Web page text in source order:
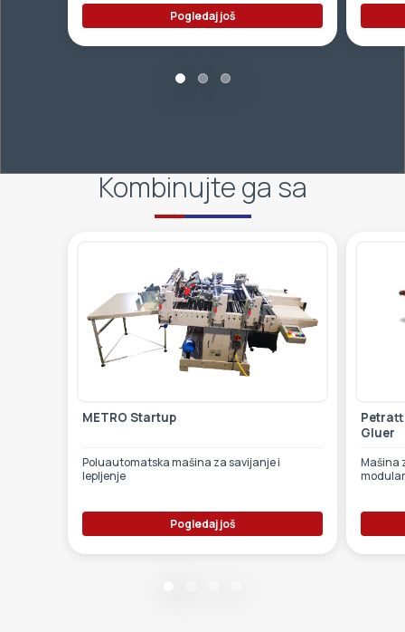
Pogledaj još
Kombinujte ga sa
METRO Startup
Poluautomatska mašina za savijanje i
lepljenje
Pogledaj još
Gluer
Mašina